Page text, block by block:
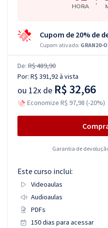
HORA
Cupom de 20% de
Cupom ativado: GRAN20-
De: R$ 489,90
Por: R$ 391,92à vista
ou 12x de R$ 32,66
Economize R$ 97,98 (-20%)
Garantia de
Este curso inclui:
Videoaulas
Audioaulas
PDFs
150 dias para acessar